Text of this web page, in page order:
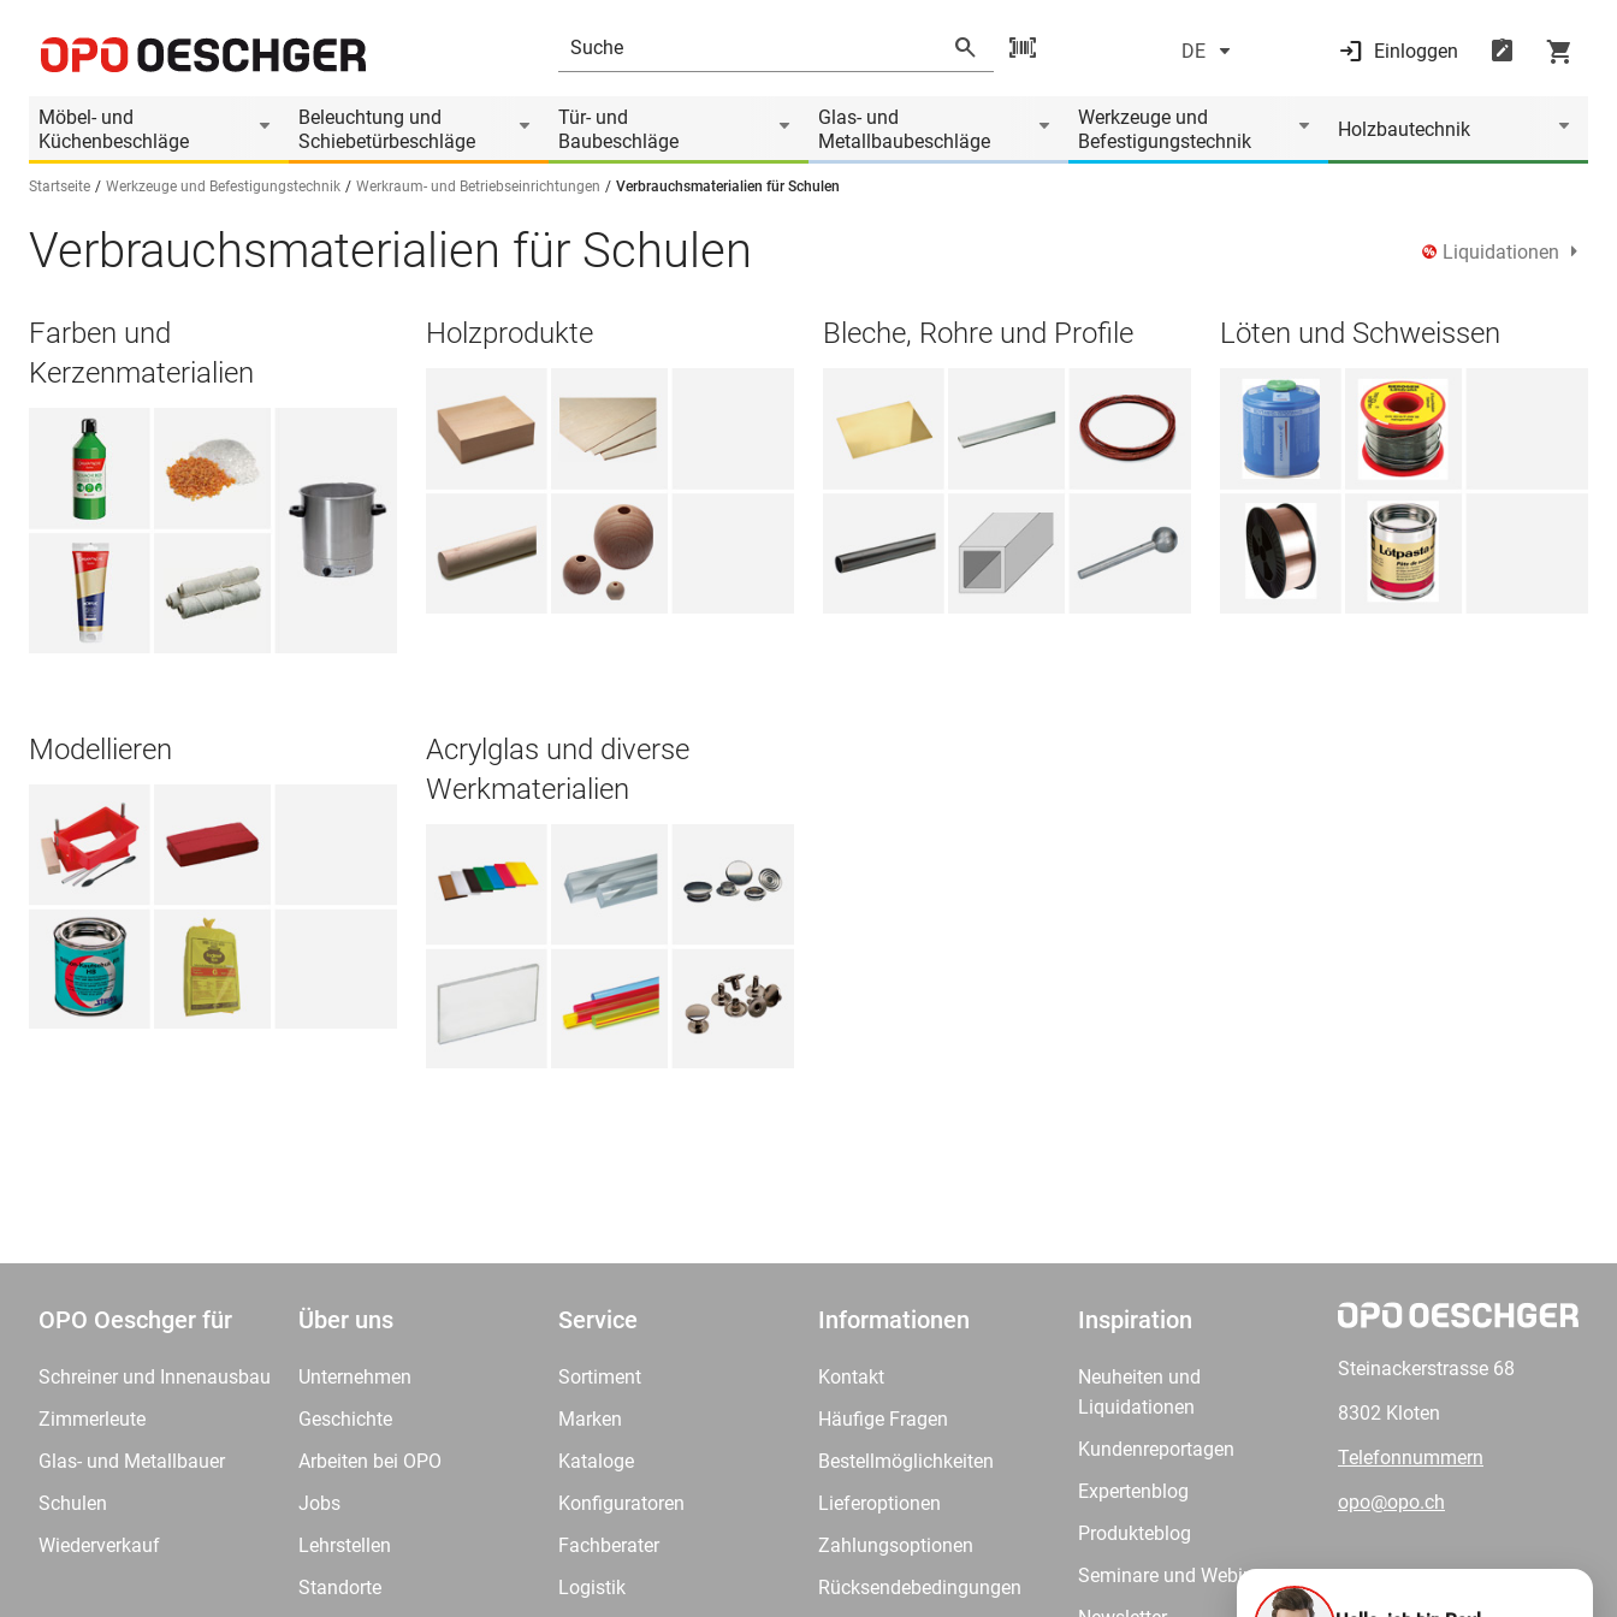
DE Einloggen
Möbel- und
Küchenbeschläge
Beleuchtung und
Schiebetürbeschläge
Tür- und
Baubeschläge
Glas- und
Metallbaubeschläge
Werkzeuge und
Befestigungstechnik
Holzbautechnik
Sprache wählen (DE)
Startseite Werkzeuge und Befestigungstechnik Werkraum- und Betriebseinrichtungen Verbrauchsmaterialien für Schulen
Verbrauchsmaterialien für Schulen Liquidationen
Farben und
Kerzenmaterialien
Holzprodukte Bleche, Rohre und Profile Löten und Schweissen
Modellieren
Acrylglas und diverse
Werkmaterialien
OPO Oeschger für
Schreiner und Innenausbau
Zimmerleute
Glas- und Metallbauer
Schulen
Wiederverkauf
Über uns
Unternehmen
Geschichte
Arbeiten bei OPO
Jobs
Lehrstellen
Standorte
Service
Sortiment
Marken
Kataloge
Konfiguratoren
Fachberater
Logistik
Informationen
Kontakt
Häufige Fragen
Bestellmöglichkeiten
Lieferoptionen
Zahlungsoptionen
Rücksendebedingungen
Inspiration
Neuheiten und
Liquidationen
Kundenreportagen
Expertenblog
Produkteblog
Seminare und Webinare
Steinackerstrasse 68
8302 Kloten
Telefonnummern
opo@opo.ch